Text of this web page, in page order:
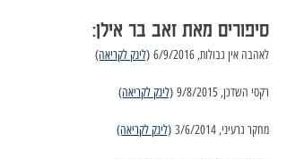
סיפורים מאת זאב בר אילן:
לאהבה אין גבולות, 6/9/2016 (לינק לקריאה)
רקסי השדכן, 9/8/2015 (לינק לקריאה)
מחקר גרעיני, 3/6/2014 (לינק לקריאה)